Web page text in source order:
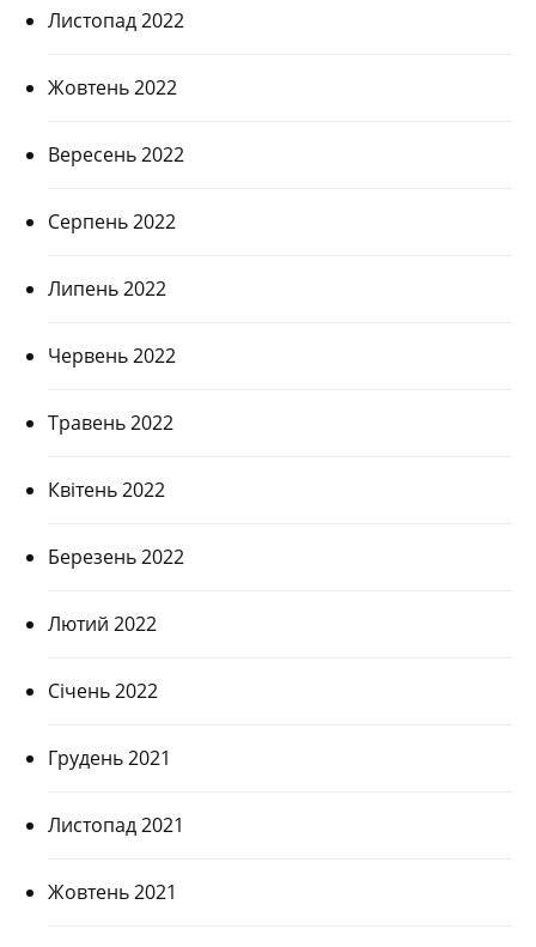
Листопад 2022
Жовтень 2022
Вересень 2022
Серпень 2022
Липень 2022
Червень 2022
Травень 2022
Квітень 2022
Березень 2022
Лютий 2022
Січень 2022
Грудень 2021
Листопад 2021
Жовтень 2021